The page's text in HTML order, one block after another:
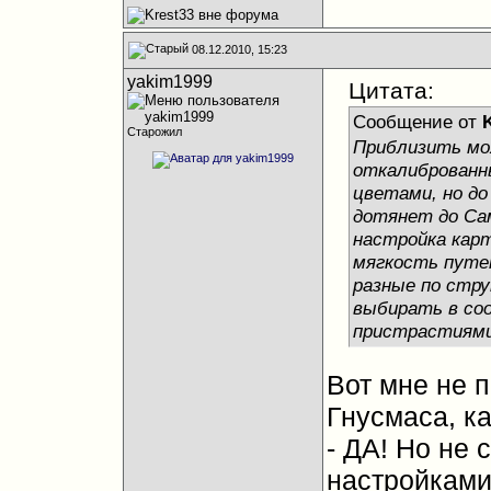
08.12.2010, 15:23
yakim1999
Старожил
Цитата:
Сообщение от
Приблизить
цветами, но
дотянет до
настройка
мягкость
разные по
выбирать в
Вот мне не
Гнусмаса,
- ДА! Но не